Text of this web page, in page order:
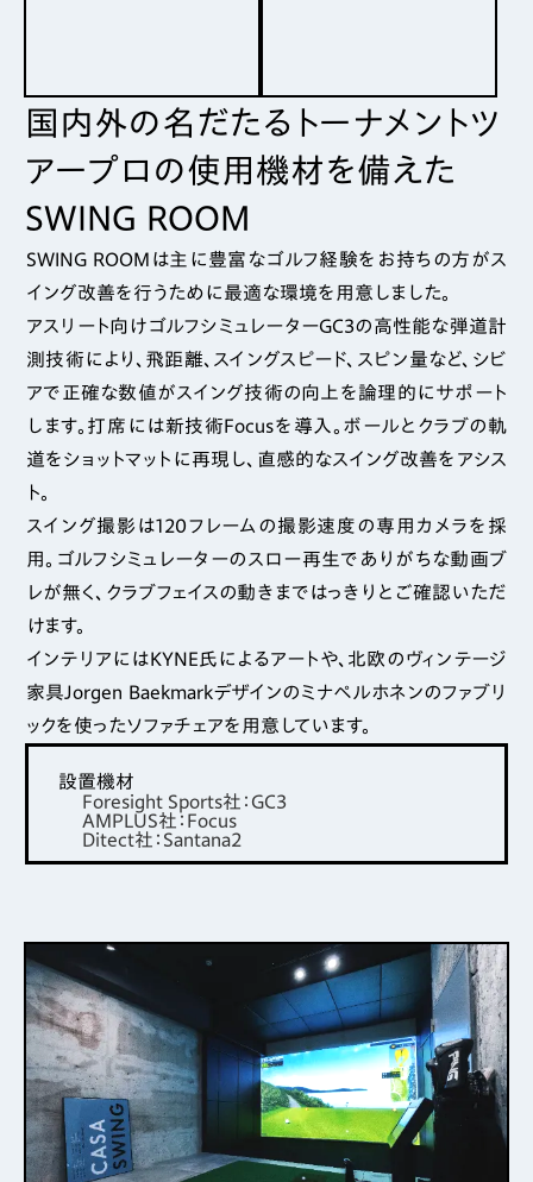
国内外の名だたるトーナメントツ
アープロの使用機材を備えた
SWING ROOM
SWING ROOMは主に豊富なゴルフ経験をお持ちの方がス
イング改善を行うために最適な環境を用意しました。
アスリート向けゴルフシミュレーターGC3の高性能な弾道計
測技術により、飛距離、スイングスピード、スピン量など、シビ
アで正確な数値がスイング技術の向上を論理的にサポート
します。打席には新技術Focusを導入。ボールとクラブの軌
道をショットマットに再現し、直感的なスイング改善をアシス
ト。
スイング撮影は120フレームの撮影速度の専用カメラを採
用。ゴルフシミュレーターのスロー再生でありがちな動画ブ
レが無く、クラブフェイスの動きまではっきりとご確認いただ
けます。
インテリアにはKYNE氏によるアートや、北欧のヴィンテージ
家具Jorgen Baekmarkデザインのミナペルホネンのファブリ
ックを使ったソファチェアを用意しています。
設置機材
Foresight Sports社：GC3
AMPLUS社：Focus
Ditect社：Santana2